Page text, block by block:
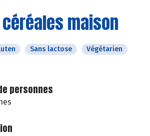
maison
Sans lactose
Végétarien
personnes